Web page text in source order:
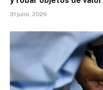
31 julio, 2026